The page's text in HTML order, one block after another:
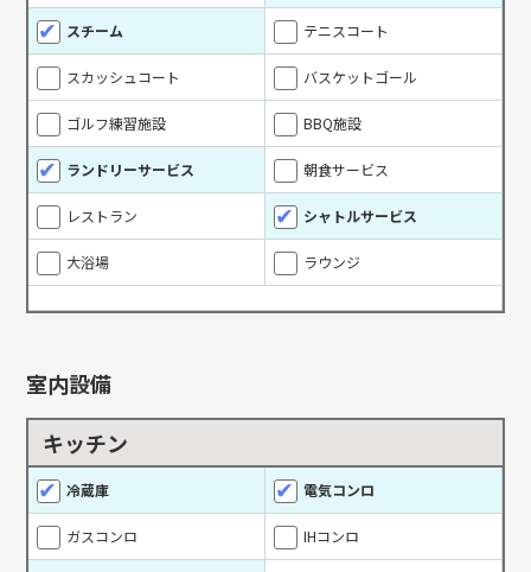
スチーム テニスコート
スカッシュコート バスケットゴール
ゴルフ練習施設 BBQ施設
ランドリーサービス 朝食サービス
レストラン シャトルサービス
大浴場 ラウンジ
室内設備
キッチン
冷蔵庫 電気コンロ
ガスコンロ IHコンロ